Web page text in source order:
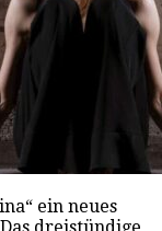
ein neues